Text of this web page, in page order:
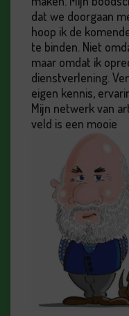
dat we doorgaan
hoop ik de
te binden. Niet
maar omdat ik
dienstverlening.
eigen kennis,
Mijn netwerk van
veld is een mooie